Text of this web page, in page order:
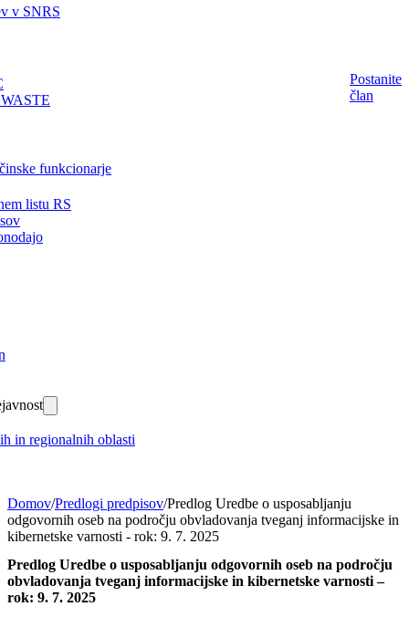
v SNRS
funkcionarje
listu RS
in regionalnih oblasti
Postanite
član
Domov/Predlogi predpisov/Predlog Uredbe o usposabljanju
odgovornih oseb na področju obvladovanja tveganj informacijske in
kibernetske varnosti - rok: 9. 7. 2025
Predlog Uredbe o usposabljanju odgovornih oseb na področju
obvladovanja tveganj informacijske in kibernetske varnosti –
rok: 9. 7. 2025